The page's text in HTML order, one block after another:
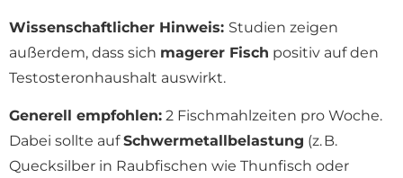
Wissenschaftlicher Hinweis: Studien zeigen
außerdem, dass sich magerer Fisch positiv auf den
Testosteronhaushalt auswirkt.
Generell empfohlen: 2 Fischmahlzeiten pro Woche.
Dabei sollte aufSchwermetallbelastung (z. B.
Quecksilber in Raubfischen wie Thunfisch oder